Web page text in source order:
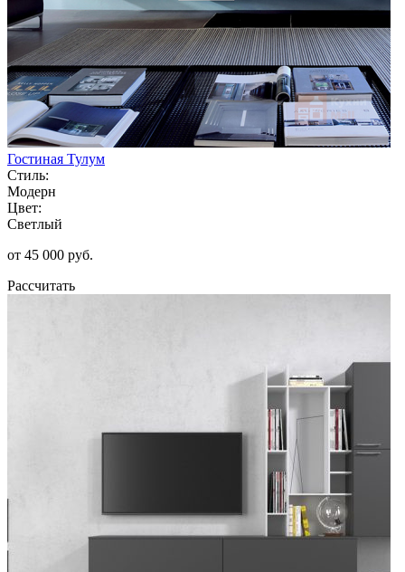
Гостиная Тулум
Стиль:
Модерн
Цвет:
Светлый
от 45 000 руб.
Рассчитать